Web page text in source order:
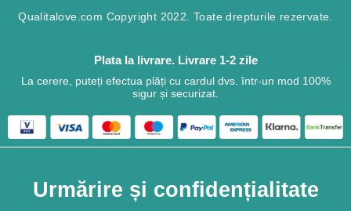
Qualitalove.com Copyright 2022. Toate drepturile rezervate.
Plata la livrare. Livrare 1-2 zile
La cerere, puteți efectua plăți cu cardul dvs. într-un mod 100%
sigur și securizat.
Urmărire și confidențialitate